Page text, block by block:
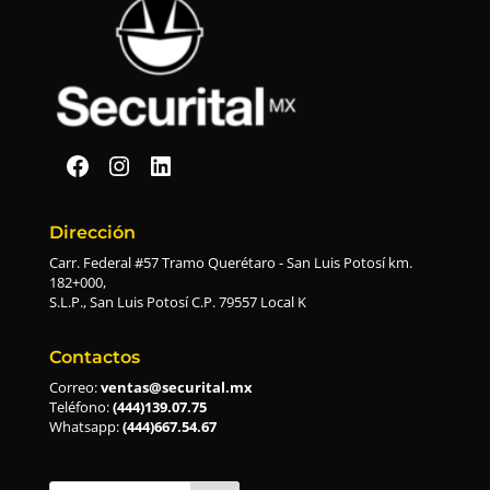
Securital en Facebook
Securital en Instagram
Securital en Linkedin
Dirección
Carr. Federal #57 Tramo Querétaro - San Luis Potosí km.
182+000,
S.L.P., San Luis Potosí C.P. 79557 Local K
Contactos
Correo:ventas@securital.mx
Teléfono:(444)139.07.75
Whatsapp:(444)667.54.67